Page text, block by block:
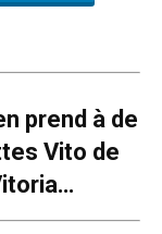
prend à de
Vito de